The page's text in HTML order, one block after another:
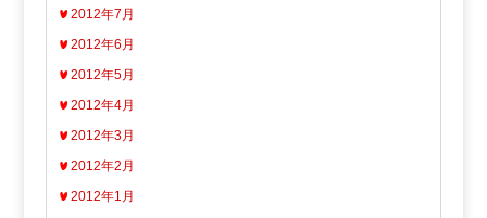
2012年7月
2012年6月
2012年5月
2012年4月
2012年3月
2012年2月
2012年1月